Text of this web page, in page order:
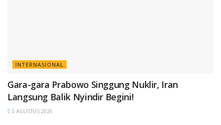
INTERNASIONAL
Gara-gara Prabowo Singgung Nuklir, Iran
Langsung Balik Nyindir Begini!
5 AGUSTUS 2026